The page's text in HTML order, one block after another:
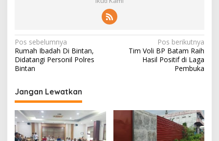
N
a
v
i
g
a
s
Pos sebelumnya
Rumah Ibadah Di Bintan,
Didatangi Personil Polres
Bintan
Pos berikutnya
Tim Voli BP Batam Raih
Hasil Positif di Laga
Pembuka
Jangan Lewatkan